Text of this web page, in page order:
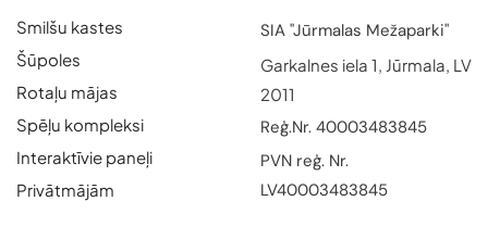
Smilšu kastes
Šūpoles
Rotaļu mājas
Spēļu kompleksi
Interaktīvie paneļi
Privātmājām
SIA "Jūrmalas Mežaparki"
Garkalnes iela 1, Jūrmala, LV
2011
Reģ.Nr. 40003483845
PVN reģ. Nr.
LV40003483845